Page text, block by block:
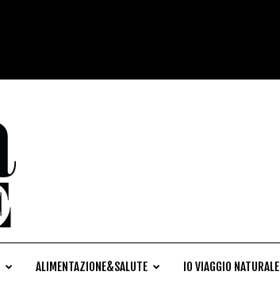
ALIMENTAZIONE&SALUTE IO VIAGGIO NATURALE